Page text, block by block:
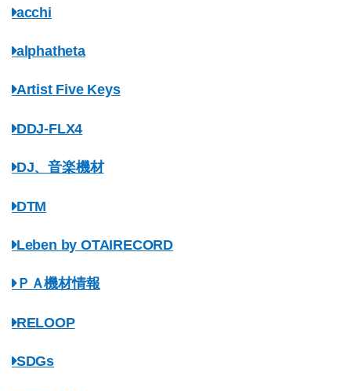
acchi
alphatheta
Artist Five Keys
DDJ-FLX4
DJ、音楽機材
DTM
Leben by OTAIRECORD
ＰＡ機材情報
RELOOP
SDGs